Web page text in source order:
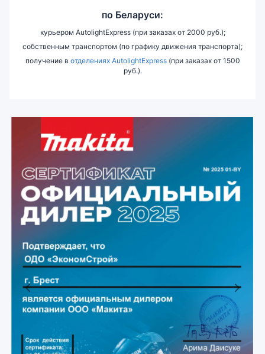
по Беларуси:
курьером AutolightExpress (при заказах от 2000 руб.);
собственным транспортом (по графику движения транспорта);
получение в отделениях AutolightExpress(при заказах от 1500
руб.).
Previous Next